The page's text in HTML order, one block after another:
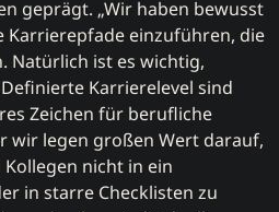
geprägt. „Wir haben bewusst
Karrierepfade einzuführen, die
Natürlich ist es wichtig,
Karrierelevel sind
Zeichen für berufliche
wir legen großen Wert darauf,
nicht in ein
in starre Checklisten zu